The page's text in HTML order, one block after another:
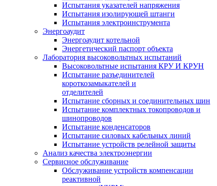
Испытания указателей напряжения
Испытания изолирующей штанги
Испытания электроинструмента
Энергоаудит
Энергоаудит котельной
Энергетический паспорт объекта
Лаборатория высоковольтных испытаний
Высоковольтные испытания КРУ И КРУН
Испытание разъединителей
короткозамыкателей и
отделителей
Испытание сборных и соединительных шин
Испытание комплектных токопроводов и
шинопроводов
Испытание конденсаторов
Испытание силовых кабельных линий
Испытание устройств релейной защиты
Анализ качества электроэнергии
Сервисное обслуживание
Обслуживание устройств компенсации
реактивной